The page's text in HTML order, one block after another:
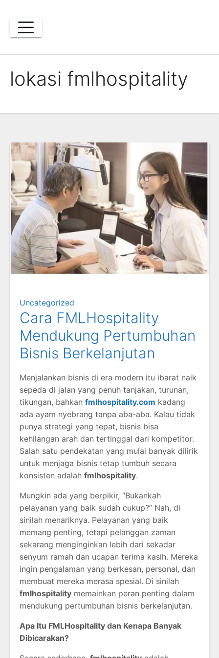
content
lokasi fmlhospitality
Uncategorized
Cara FMLHospitality
Mendukung Pertumbuhan
Bisnis Berkelanjutan
Menjalankan bisnis di era modern itu ibarat naik
sepeda di jalan yang penuh tanjakan, turunan,
tikungan, bahkan fmlhospitality.com kadang
ada ayam nyebrang tanpa aba-aba. Kalau tidak
punya strategi yang tepat, bisnis bisa
kehilangan arah dan tertinggal dari kompetitor.
Salah satu pendekatan yang mulai banyak dilirik
untuk menjaga bisnis tetap tumbuh secara
konsisten adalah fmlhospitality.
Mungkin ada yang berpikir, “Bukankah
pelayanan yang baik sudah cukup?” Nah, di
sinilah menariknya. Pelayanan yang baik
memang penting, tetapi pelanggan zaman
sekarang menginginkan lebih dari sekadar
senyum ramah dan ucapan terima kasih. Mereka
ingin pengalaman yang berkesan, personal, dan
membuat mereka merasa spesial. Di sinilah
fmlhospitality memainkan peran penting dalam
mendukung pertumbuhan bisnis berkelanjutan.
Apa Itu FMLHospitality dan Kenapa Banyak
Dibicarakan?